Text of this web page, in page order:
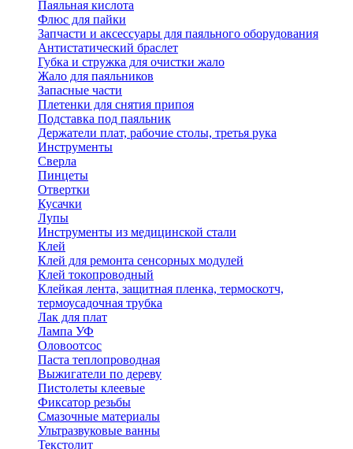
Паяльная кислота
Флюс для пайки
Запчасти и аксессуары для паяльного оборудования
Антистатический браслет
Губка и стружка для очистки жало
Жало для паяльников
Запасные части
Плетенки для снятия припоя
Подставка под паяльник
Держатели плат, рабочие столы, третья рука
Инструменты
Сверла
Пинцеты
Отвертки
Кусачки
Лупы
Инструменты из медицинской стали
Клей
Клей для ремонта сенсорных модулей
Клей токопроводный
Клейкая лента, защитная пленка, термоскотч,
термоусадочная трубка
Лак для плат
Лампа УФ
Оловоотсос
Паста теплопроводная
Выжигатели по дереву
Пистолеты клеевые
Фиксатор резьбы
Смазочные материалы
Ультразвуковые ванны
Текстолит